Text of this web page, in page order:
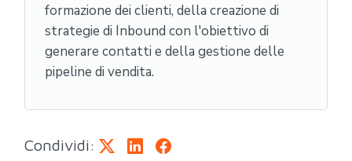
formazione dei clienti, della creazione di
strategie di Inbound con l'obiettivo di
generare contatti e della gestione delle
pipeline di vendita.
Condividi: